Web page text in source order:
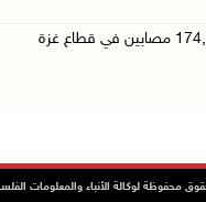
73,329 شهيدا و174,009 مصابين في قطاع غزة
محفوظة لوكالة الأنباء والمعلومات